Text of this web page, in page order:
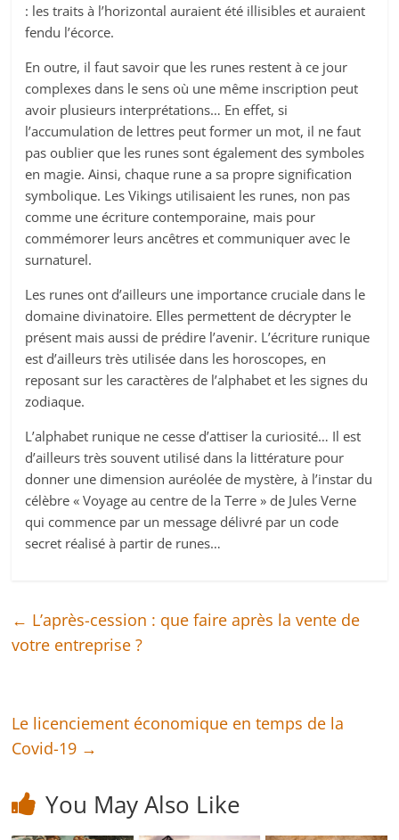
: les traits à l’horizontal auraient été illisibles et auraient
fendu l’écorce.
En outre, il faut savoir que les runes restent à ce jour
complexes dans le sens où une même inscription peut
avoir plusieurs interprétations… En effet, si
l’accumulation de lettres peut former un mot, il ne faut
pas oublier que les runes sont également des symboles
en magie. Ainsi, chaque rune a sa propre signification
symbolique. Les Vikings utilisaient les runes, non pas
comme une écriture contemporaine, mais pour
commémorer leurs ancêtres et communiquer avec le
surnaturel.
Les runes ont d’ailleurs une importance cruciale dans le
domaine divinatoire. Elles permettent de décrypter le
présent mais aussi de prédire l’avenir. L’écriture runique
est d’ailleurs très utilisée dans les horoscopes, en
reposant sur les caractères de l’alphabet et les signes du
zodiaque.
L’alphabet runique ne cesse d’attiser la curiosité… Il est
d’ailleurs très souvent utilisé dans la littérature pour
donner une dimension auréolée de mystère, à l’instar du
célèbre « Voyage au centre de la Terre » de Jules Verne
qui commence par un message délivré par un code
secret réalisé à partir de runes…
← L’après-cession : que faire après la vente de
votre entreprise ?
Le licenciement économique en temps de la
Covid-19 →
You May Also Like